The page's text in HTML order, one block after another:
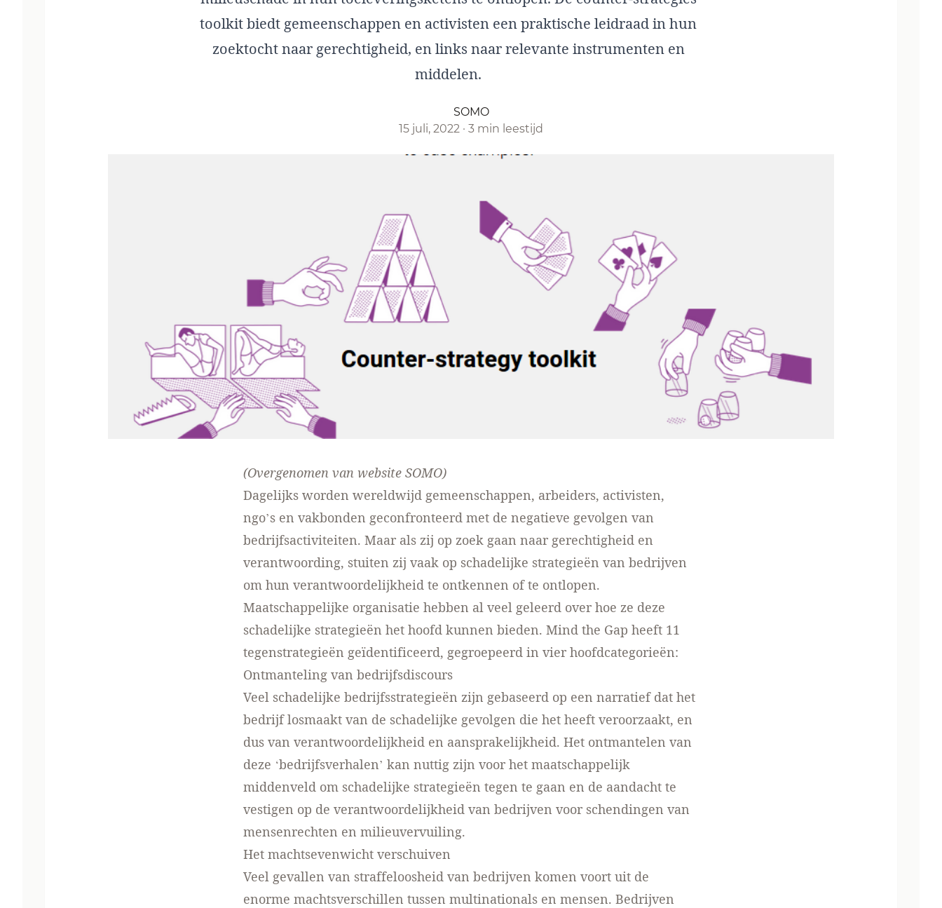
toolkitbiedt gemeenschappen en activisten een praktische leidraad in hun
zoektocht naar gerechtigheid, en links naar relevante instrumenten en
middelen.
SOMO
15 juli, 2022 · 3 min leestijd
(Overgenomen van website SOMO)
Dagelijks worden wereldwijd gemeenschappen, arbeiders, activisten,
ngo’s en vakbonden geconfronteerd met de negatieve gevolgen van
bedrijfsactiviteiten. Maar als zij op zoek gaan naar gerechtigheid en
verantwoording, stuiten zij vaak op schadelijke strategieën van bedrijven
om hun verantwoordelijkheid te ontkennen of te ontlopen.
Maatschappelijke organisatie hebben al veel geleerd over hoe ze deze
schadelijke strategieën het hoofd kunnen bieden. Mind the Gap heeft 11
tegenstrategieën geïdentificeerd, gegroepeerd in vier hoofdcategorieën:
Ontmanteling van bedrijfsdiscours
Veel schadelijke bedrijfsstrategieën zijn gebaseerd op een narratief dat het
bedrijf losmaakt van de schadelijke gevolgen die het heeft veroorzaakt, en
dus van verantwoordelijkheid en aansprakelijkheid. Het ontmantelen van
deze ‘bedrijfsverhalen’ kan nuttig zijn voor het maatschappelijk
middenveld om schadelijke strategieën tegen te gaan en de aandacht te
vestigen op de verantwoordelijkheid van bedrijven voor schendingen van
mensenrechten en milieuvervuiling.
Het machtsevenwicht verschuiven
Veel gevallen van straffeloosheid van bedrijven komen voort uit de
enorme machtsverschillen tussen multinationals en mensen. Bedrijven